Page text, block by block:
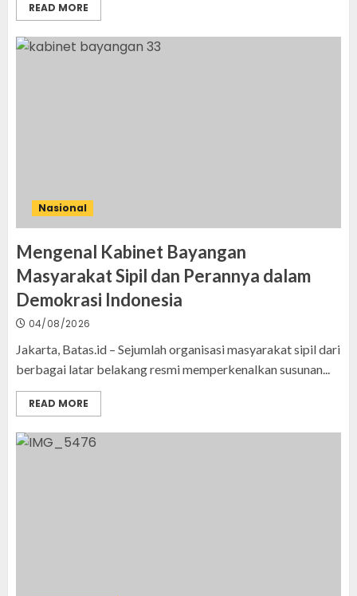
READ MORE
Nasional
Mengenal Kabinet Bayangan
Masyarakat Sipil dan Perannya dalam
Demokrasi Indonesia
04/08/2026
Jakarta, Batas.id – Sejumlah organisasi masyarakat sipil dari
berbagai latar belakang resmi memperkenalkan susunan...
READ MORE